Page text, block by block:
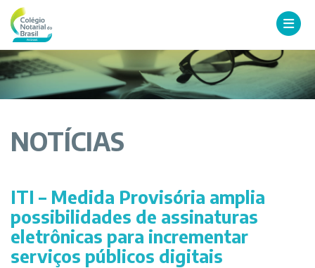
NOTÍCIAS
ITI – Medida Provisória amplia
possibilidades de assinaturas
eletrônicas para incrementar
serviços públicos digitais